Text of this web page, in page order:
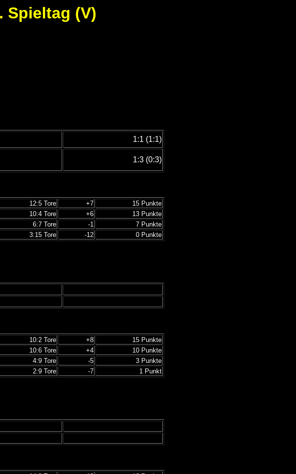
Spieltag (V)
1:1 (1:1)
1:3 (0:3)
12:5 Tore +7
15 Punkte
10:4 Tore +6
13 Punkte
6:7 Tore -1
7 Punkte
3:15 Tore -12 0 Punkte
10:2 Tore +8
15 Punkte
10:6 Tore +4
10 Punkte
4:9 Tore -5
3 Punkte
2:9 Tore -7 1 Punkt